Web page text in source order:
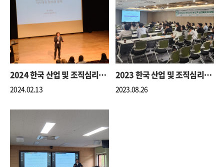
2024 한국 산업 및 조직심리학회 동계 학술대회
2024.02.13
2023 한국 산업 및 조직심리학회 하계 학술대회
2023.08.26